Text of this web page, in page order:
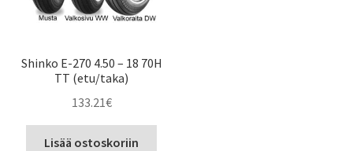
Shinko E-270 4.50 – 18 70H
TT (etu/taka)
133.21€
Lisää ostoskoriin